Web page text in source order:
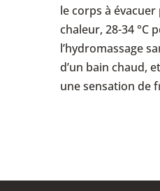
le corps à
chaleur, 28-34 °C
l’hydromassage
d’un bain chaud,
une sensation de